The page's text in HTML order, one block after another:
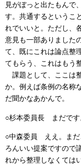
見がぼっと出たもんで
す。共通するというこ
れでいいと。ただし、
意見も一部ありました
て、既にこれは論点整
てもらう、これはもう
課題として、ここは
か。例えば条例の名称
だ聞かなあかんで。
○杉本委員長 まだです
○中森委員 ええ。まだ
ろんいい提案ですので
れから整理しなくては